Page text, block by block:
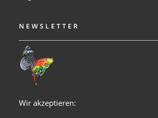
NEWSLETTER
Wir akzeptieren: